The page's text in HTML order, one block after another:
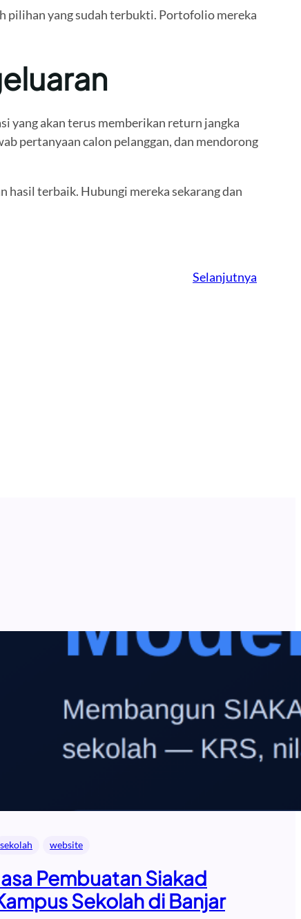
pilihan yang sudah terbukti. Portofolio mereka
yang akan terus memberikan return jangka
pertanyaan calon pelanggan, dan mendorong
terbaik. Hubungi mereka sekarang dan
Selanjutnya
sekolah website
Pembuatan Siakad
Sekolah di Banjar